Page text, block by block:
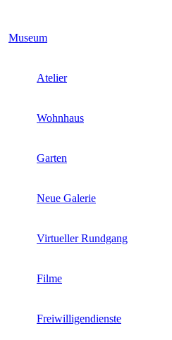
Museum
Atelier
Wohnhaus
Garten
Neue Galerie
Virtueller Rundgang
Filme
Freiwilligendienste